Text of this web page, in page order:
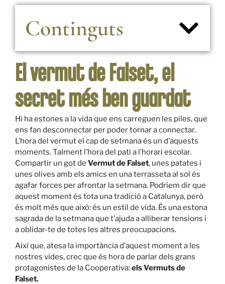
Continguts
El vermut de Falset, el
secret més ben guardat
Hi ha estones a la vida que ens carreguen les piles, que
ens fan desconnectar per poder tornar a connectar.
L’hora del vermut el cap de setmana és un d’aquests
moments. Talment l’hora del pati a l’horari escolar.
Compartir un got de Vermut de Falset, unes patates i
unes olives amb els amics en una terrasseta al sol és
agafar forces per afrontar la setmana. Podríem dir que
aquest moment és tota una tradició a Catalunya, però
és molt més que això: és un estil de vida. És una estona
sagrada de la setmana que t’ajuda a alliberar tensions i
a oblidar-te de totes les altres preocupacions.
Així que, atesa la importància d’aquest moment a les
nostres vides, crec que és hora de parlar dels grans
protagonistes de la Cooperativa:els Vermuts de
Falset.